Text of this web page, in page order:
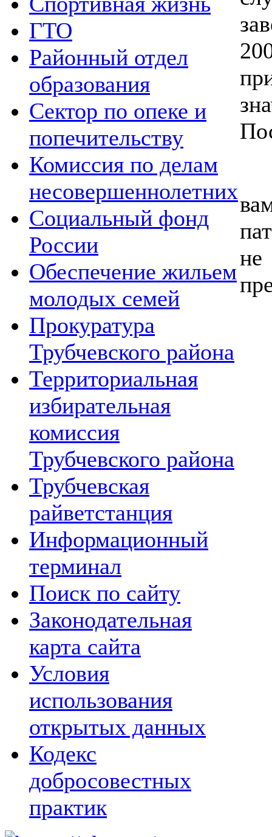
ГТО
Районный отдел
образования
Сектор по опеке и
попечительству
Комиссия по делам
несовершеннолетних
Социальный фонд
России
Обеспечение жильем
молодых семей
Прокуратура
Трубчевского района
Территориальная
избирательная
комиссия
Трубчевского района
Трубчевская
райветстанция
Информационный
терминал
Поиск по сайту
Законодательная
карта сайта
Условия
использования
открытых данных
Кодекс
добросовестных
практик
не